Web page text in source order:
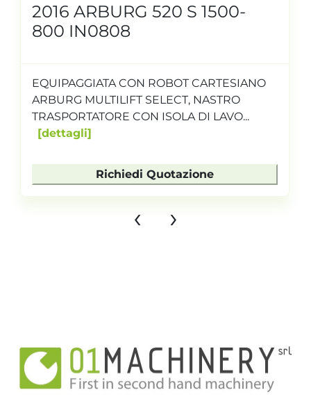
2016 ARBURG 520 S 1500-
800 IN0808
EQUIPAGGIATA CON ROBOT CARTESIANO
ARBURG MULTILIFT SELECT, NASTRO
TRASPORTATORE CON ISOLA DI LAVO...
dettagli
Richiedi Quotazione
‹ ›